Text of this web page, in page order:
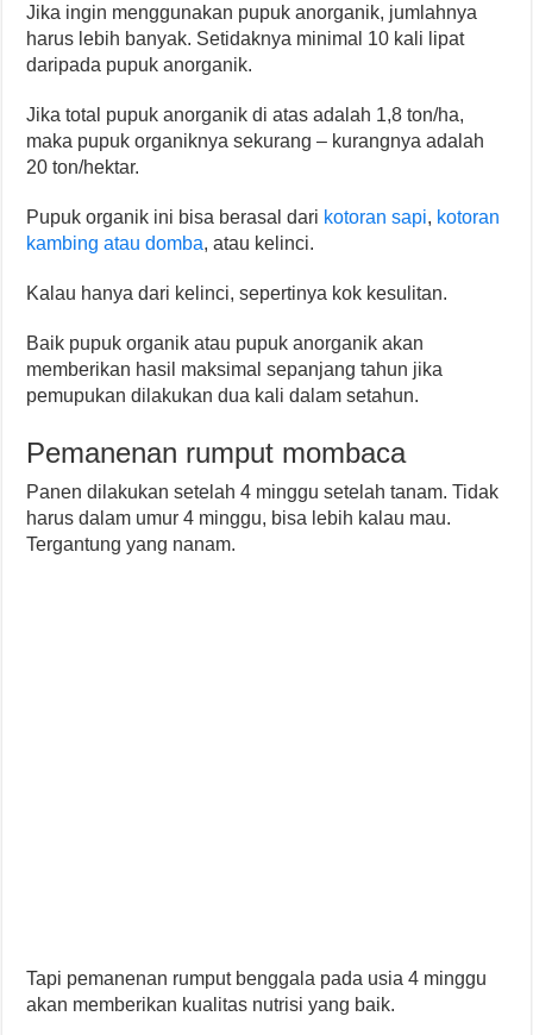
Jika ingin menggunakan pupuk anorganik, jumlahnya
harus lebih banyak. Setidaknya minimal 10 kali lipat
daripada pupuk anorganik.
Jika total pupuk anorganik di atas adalah 1,8 ton/ha,
maka pupuk organiknya sekurang – kurangnya adalah
20 ton/hektar.
Pupuk organik ini bisa berasal dari kotoran sapi, kotoran
kambing atau domba, atau kelinci.
Kalau hanya dari kelinci, sepertinya kok kesulitan.
Baik pupuk organik atau pupuk anorganik akan
memberikan hasil maksimal sepanjang tahun jika
pemupukan dilakukan dua kali dalam setahun.
Pemanenan rumput mombaca
Panen dilakukan setelah 4 minggu setelah tanam. Tidak
harus dalam umur 4 minggu, bisa lebih kalau mau.
Tergantung yang nanam.
Tapi pemanenan rumput benggala pada usia 4 minggu
akan memberikan kualitas nutrisi yang baik.